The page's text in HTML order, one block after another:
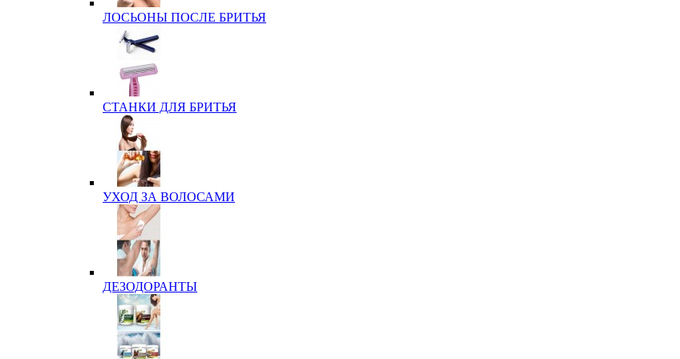
ЛОСЬОНЫ ПОСЛЕ БРИТЬЯ
СТАНКИ ДЛЯ БРИТЬЯ
УХОД ЗА ВОЛОСАМИ
ДЕЗОДОРАНТЫ